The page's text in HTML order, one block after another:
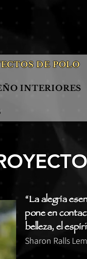
“La alegría
pone en
belleza, el
Sharon Ralls
DE POLO
INTERIORES